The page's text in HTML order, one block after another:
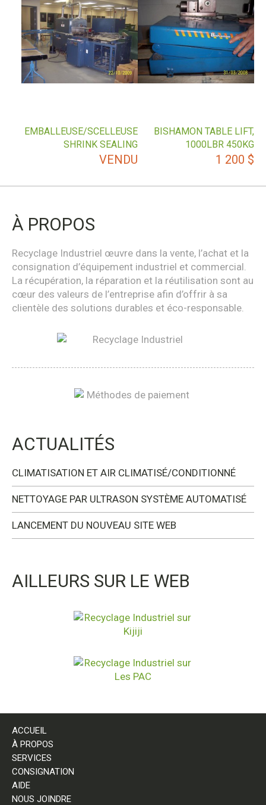
BISHAMON TABLE LIFT,
1000LBR 450KG
1 200 $
EMBALLEUSE/SCELLEUSE
SHRINK SEALING
VENDU
À PROPOS
Recyclage Industriel œuvre dans la vente, l’achat et la
consignation d’équipement industriel et commercial.
La récupération, la réparation et la réutilisation sont au
cœur des valeurs de l’entreprise afin d’offrir à sa
clientèle des solutions durables et éco-responsable.
ACTUALITÉS
CLIMATISATION ET AIR CLIMATISÉ/CONDITIONNÉ
NETTOYAGE PAR ULTRASON SYSTÈME AUTOMATISÉ
LANCEMENT DU NOUVEAU SITE WEB
AILLEURS SUR LE WEB
ACCUEIL
À PROPOS
SERVICES
CONSIGNATION
AIDE
NOUS JOINDRE